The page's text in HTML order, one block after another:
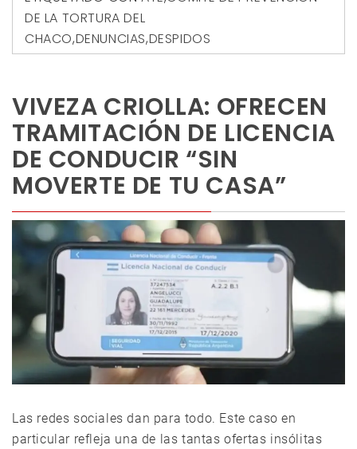
DE LA TORTURA DEL
CHACO,DENUNCIAS,DESPIDOS
VIVEZA CRIOLLA: OFRECEN
TRAMITACIÓN DE LICENCIA
DE CONDUCIR “SIN
MOVERTE DE TU CASA”
Las redes sociales dan para todo. Este caso en
particular refleja una de las tantas ofertas insólitas